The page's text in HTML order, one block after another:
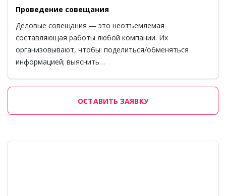
Проведение совещания
Деловые совещания — это неотъемлемая
составляющая работы любой компании. Их
организовывают, чтобы: поделиться/обменяться
информацией; выяснить…
ОСТАВИТЬ ЗАЯВКУ